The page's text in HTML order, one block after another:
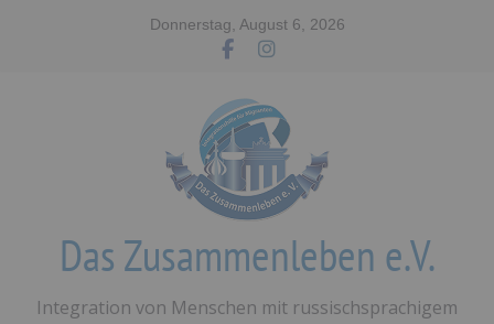
Donnerstag, August 6, 2026
Das Zusammenleben e.V.
Integration von Menschen mit russischsprachigem